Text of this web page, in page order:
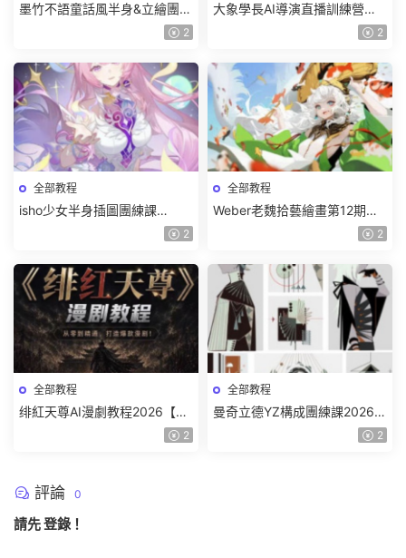
墨竹不語童話風半身&立繪團練
課2026【畫質高清有課件筆 2
大象學長AI導演直播訓練營第4
期2026【畫質高清有資料】 2
全部教程
isho少女半身插圖團練課
2026【畫質高清隻有視頻】 2
全部教程
Weber老魏拾藝繪畫第12期角
色特訓班【畫質不錯隻有視
2
全部教程
绯紅天尊AI漫劇教程2026【畫
2
全部教程
曼奇立德YZ構成團練課2026年
8月已結課【畫質高清有課件】
2
評論 0
請先登錄 ！